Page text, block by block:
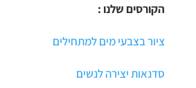
הקורסים שלנו :
ציור בצבעי מים למתחילים
סדנאות יצירה לנשים